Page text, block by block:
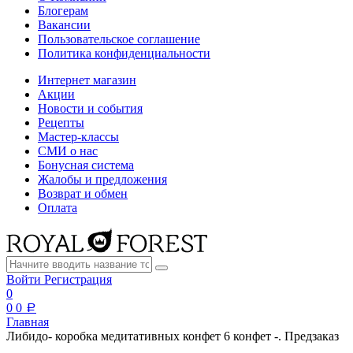
Блогерам
Вакансии
Пользовательское соглашение
Политика конфиденциальности
Интернет магазин
Акции
Новости и события
Рецепты
Мастер-классы
СМИ о нас
Бонусная система
Жалобы и предложения
Возврат и обмен
Оплата
Войти Регистрация
0
0 0 a
Главная
Либидо- коробка медитативных конфет 6 конфет -. Предзаказ